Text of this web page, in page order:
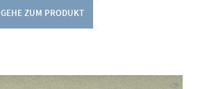
GEHE ZUM PRODUKT